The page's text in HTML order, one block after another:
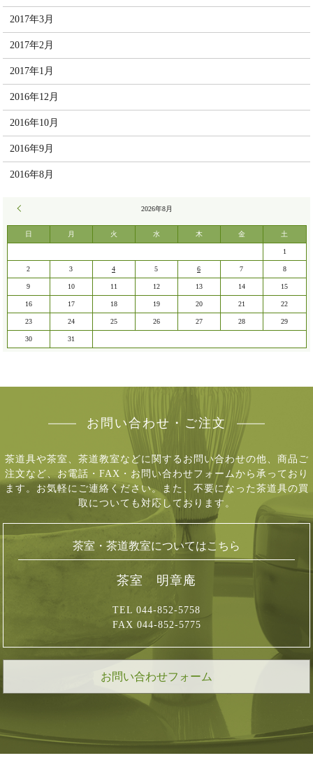
2017年3月
2017年2月
2017年1月
2016年12月
2016年10月
2016年9月
2016年8月
2026年8月
日 月 火 水 木 金 土
1
2 3 4 5 6 7 8
9 10 11 12 13 14 15
16 17 18 19 20 21 22
23 24 25 26 27 28 29
30 31
お問い合わせ・ご注文
茶道具や茶室、茶道教室などに関するお問い合わせの他、商品ご
注文など、 お電話・FAX・お問い合わせフォームから承っており
ます。お気軽にご連絡ください。 また、不要になった茶道具の買
取についても対応しております。
茶室・茶道教室についてはこちら
茶室 明章庵
TEL 044-852-5758
FAX 044-852-5775
お問い合わせフォーム